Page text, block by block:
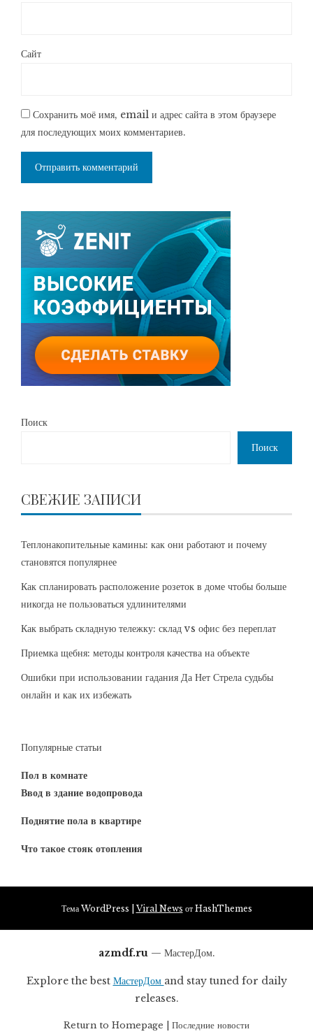
Сайт
Сохранить моё имя, email и адрес сайта в этом браузере
для последующих моих комментариев.
Поиск
Поиск
СВЕЖИЕ ЗАПИСИ
Теплонакопительные камины: как они работают и почему
становятся популярнее
Как спланировать расположение розеток в доме чтобы больше
никогда не пользоваться удлинителями
Как выбрать складную тележку: склад vs офис без переплат
Приемка щебня: методы контроля качества на объекте
Ошибки при использовании гадания Да Нет Стрела судьбы
онлайн и как их избежать
Популярные статьи
Пол в комнате
Ввод в здание водопровода
Поднятие пола в квартире
Что такое стояк отопления
Тема WordPress |Viral News от HashThemes
azmdf.ru — МастерДом.
Explore the best МастерДом and stay tuned for daily
releases.
Return to Homepage Последние новости